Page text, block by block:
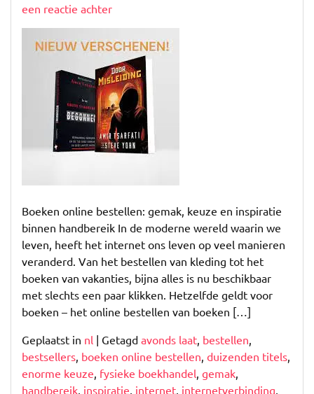
op
een reactie achterop
Boeken
online
bestellen:
Gemakkelijk
en
snel
jouw
leesavonturen
Boeken online bestellen: gemak, keuze en inspiratie
binnen handbereik In de moderne wereld waarin we
leven, heeft het internet ons leven op veel manieren
veranderd. Van het bestellen van kleding tot het
boeken van vakanties, bijna alles is nu beschikbaar
met slechts een paar klikken. Hetzelfde geldt voor
boeken – het online bestellen van boeken […]
Geplaatst in nl | Getagd avonds laat, bestellen,
bestsellers, boeken online bestellen, duizenden titels,
enorme keuze, fysieke boekhandel, gemak,
handbereik, inspiratie, internet, internetverbinding,